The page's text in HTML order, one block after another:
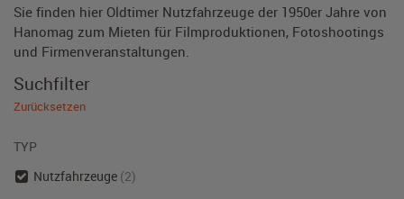
Sie finden hier Oldtimer Nutzfahrzeuge der 1950er Jahre von
Hanomag zum Mieten für Filmproduktionen, Fotoshootings
und Firmenveranstaltungen.
Suchfilter
Zurücksetzen
TYP
Nutzfahrzeuge (2)